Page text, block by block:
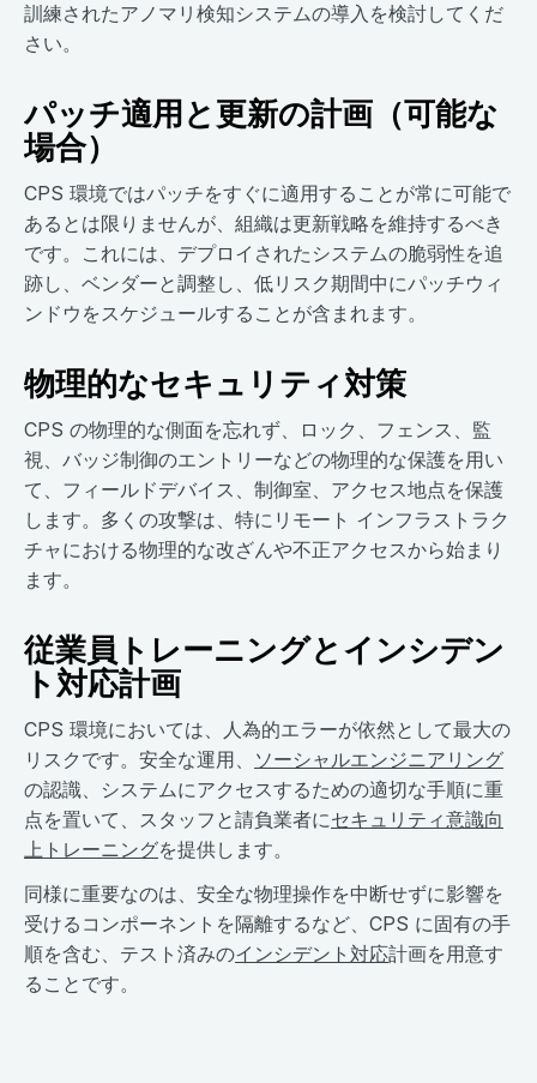
訓練されたアノマリ検知システムの導入を検討してくだ
さい。
パッチ適用と更新の計画（可能な
場合）
CPS 環境ではパッチをすぐに適用することが常に可能で
あるとは限りませんが、組織は更新戦略を維持するべき
です。これには、デプロイされたシステムの脆弱性を追
跡し、ベンダーと調整し、低リスク期間中にパッチウィ
ンドウをスケジュールすることが含まれます。
物理的なセキュリティ対策
CPS の物理的な側面を忘れず、ロック、フェンス、監
視、バッジ制御のエントリーなどの物理的な保護を用い
て、フィールドデバイス、制御室、アクセス地点を保護
します。多くの攻撃は、特にリモート インフラストラク
チャにおける物理的な改ざんや不正アクセスから始まり
ます。
従業員トレーニングとインシデン
ト対応計画
CPS 環境においては、人為的エラーが依然として最大の
リスクです。安全な運用、 ソーシャルエンジニアリング
の認識、システムにアクセスするための適切な手順に重
点を置いて、スタッフと請負業者にセキュリティ意識向
上トレーニングを提供します。
同様に重要なのは、安全な物理操作を中断せずに影響を
受けるコンポーネントを隔離するなど、CPS に固有の手
順を含む、テスト済みのインシデント対応計画を用意す
ることです。